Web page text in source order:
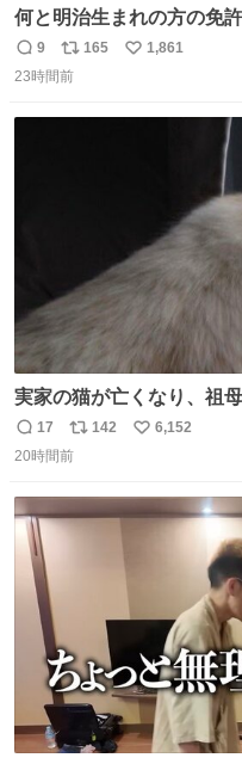
何と明治生まれの方の免
の方は新車で買われてる
くAIに聞いたりリサーチ
分の手でこの免許証を親
返
信
9
リ
ポ
165
い
1,861
23時間前
実家の猫が亡くなり、祖
りました… 西日本豪雨の
残り、怖い思いをして頑
返
信
17
リ
ポ
ト
142
い
数
6,152
20時間前